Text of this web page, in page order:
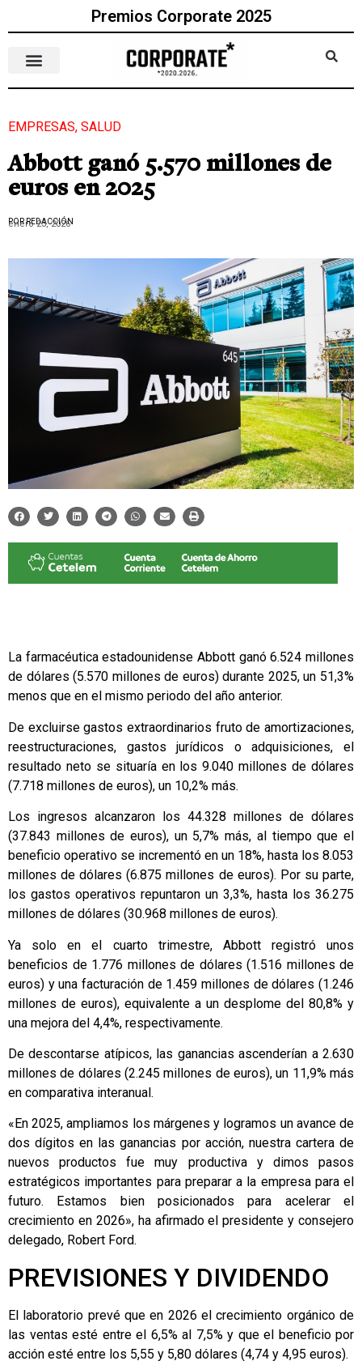
Premios Corporate 2025
EMPRESAS, SALUD
Abbott ganó 5.570 millones de
euros en 2025
POR REDACCIÓN
enero 23, 2026
La farmacéutica estadounidense Abbott ganó 6.524 millones
de dólares (5.570 millones de euros) durante 2025, un 51,3%
menos que en el mismo periodo del año anterior.
De excluirse gastos extraordinarios fruto de amortizaciones,
reestructuraciones, gastos jurídicos o adquisiciones, el
resultado neto se situaría en los 9.040 millones de dólares
(7.718 millones de euros), un 10,2% más.
Los ingresos alcanzaron los 44.328 millones de dólares
(37.843 millones de euros), un 5,7% más, al tiempo que el
beneficio operativo se incrementó en un 18%, hasta los 8.053
millones de dólares (6.875 millones de euros). Por su parte,
los gastos operativos repuntaron un 3,3%, hasta los 36.275
millones de dólares (30.968 millones de euros).
Ya solo en el cuarto trimestre, Abbott registró unos
beneficios de 1.776 millones de dólares (1.516 millones de
euros) y una facturación de 1.459 millones de dólares (1.246
millones de euros), equivalente a un desplome del 80,8% y
una mejora del 4,4%, respectivamente.
De descontarse atípicos, las ganancias ascenderían a 2.630
millones de dólares (2.245 millones de euros), un 11,9% más
en comparativa interanual.
«En 2025, ampliamos los márgenes y logramos un avance de
dos dígitos en las ganancias por acción, nuestra cartera de
nuevos productos fue muy productiva y dimos pasos
estratégicos importantes para preparar a la empresa para el
futuro. Estamos bien posicionados para acelerar el
crecimiento en 2026», ha afirmado el presidente y consejero
delegado, Robert Ford.
PREVISIONES Y DIVIDENDO
El laboratorio prevé que en 2026 el crecimiento orgánico de
las ventas esté entre el 6,5% al 7,5% y que el beneficio por
acción esté entre los 5,55 y 5,80 dólares (4,74 y 4,95 euros).